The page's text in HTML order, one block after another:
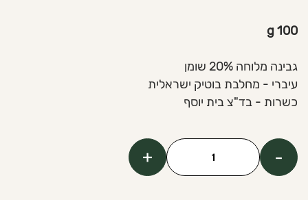
100 g
גבינה מלוחה 20% שומן
עיברי - מחלבת בוטיק ישראלית
כשרות - בד"צ בית יוסף
כמות-
+